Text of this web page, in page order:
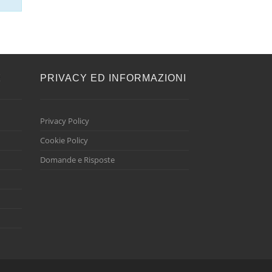
PRIVACY ED INFORMAZIONI
Privacy Policy
Cookie Policy
Domande e Risposte